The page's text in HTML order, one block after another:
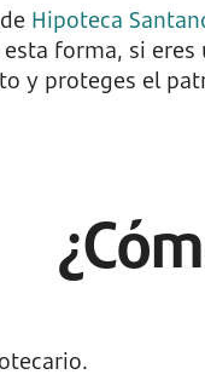
Hipoteca
esta forma, si
y proteges el